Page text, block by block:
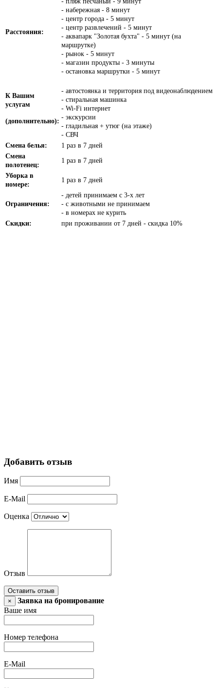
Расстояния:
- набережная - 8 минут
- центр города - 5 минут
- центр развлечений - 5 минут
- аквапарк "Золотая бухта" - 5 минут (на
маршрутке)
- рынок - 5 минут
- магазин продукты - 3 минуты
- остановка маршрутки - 5 минут
К Вашим
услугам
(дополнительно):
- автостоянка и территория под видеонаблюдением
- стиральная машинка
- Wi-Fi интернет
- экскурсии
- гладильная + утюг (на этаже)
- СВЧ
Смена белья:
1 раз в 7 дней
Смена
полотенец:
1 раз в 7 дней
Уборка в
номере:
1 раз в 7 дней
Ограничения:
- детей принимаем с 3-х лет
- с животными не принимаем
- в номерах не курить
Скидки:
при проживании от 7 дней - скидка 10%
Добавить отзыв
Имя
E-Mail
Оценка
Отзыв
Оставить отзыв
×
Заявка на бронирование
Ваше имя
Номер телефона
E-Mail